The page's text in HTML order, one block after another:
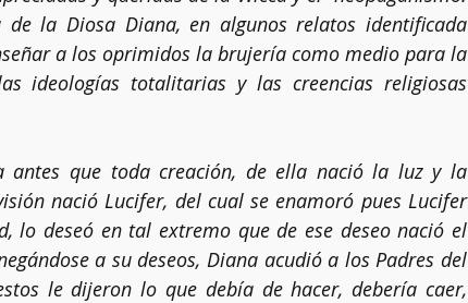
Limpias energéticas Altar Rituales
la Diosa Diana, en algunos relatos identificada
a los oprimidos la brujería como medio para la
ideologías totalitarias y las creencias religiosas
antes que toda creación, de ella nació la luz y la
nació Lucifer, del cual se enamoró pues Lucifer
lo deseó en tal extremo que de ese deseo nació el
a su deseos, Diana acudió a los Padres del
le dijeron lo que debía de hacer, debería caer,